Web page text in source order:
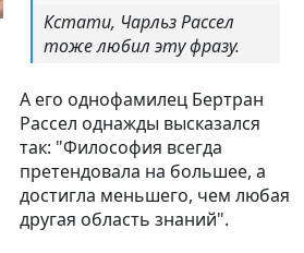
Кстати, Чарльз Рассел
тоже любил эту фразу.
А его однофамилец Бертран
Рассел однажды высказался
так: "Философия всегда
претендовала на большее, а
достигла меньшего, чем любая
другая область знаний".